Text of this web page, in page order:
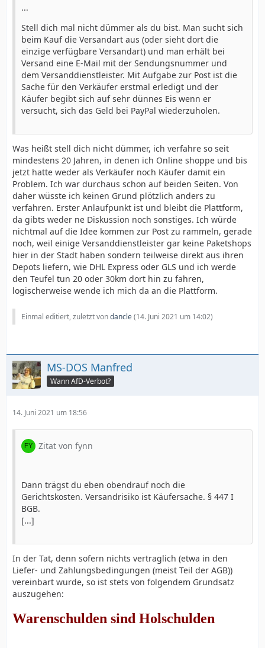
...
Stell dich mal nicht dümmer als du bist. Man sucht sich
beim Kauf die Versandart aus (oder sieht dort die
einzige verfügbare Versandart) und man erhält bei
Versand eine E-Mail mit der Sendungsnummer und
dem Versanddienstleister. Mit Aufgabe zur Post ist die
Sache für den Verkäufer erstmal erledigt und der
Käufer begibt sich auf sehr dünnes Eis wenn er
versucht, sich das Geld bei PayPal wiederzuholen.
Was heißt stell dich nicht dümmer, ich verfahre so seit
mindestens 20 Jahren, in denen ich Online shoppe und bis
jetzt hatte weder als Verkäufer noch Käufer damit ein
Problem. Ich war durchaus schon auf beiden Seiten. Von
daher wüsste ich keinen Grund plötzlich anders zu
verfahren. Erster Anlaufpunkt ist und bleibt die Plattform,
da gibts weder ne Diskussion noch sonstiges. Ich würde
nichtmal auf die Idee kommen zur Post zu rammeln, gerade
noch, weil einige Versanddienstleister gar keine Paketshops
hier in der Stadt haben sondern teilweise direkt aus ihren
Depots liefern, wie DHL Express oder GLS und ich werde
den Teufel tun 20 oder 30km dort hin zu fahren,
logischerweise wende ich mich da an die Plattform.
Einmal editiert, zuletzt vondancle(14. Juni 2021 um 14:02)
MS-DOS Manfred
Wann AfD-Verbot?
14. Juni 2021 um 18:56
Zitat von fynn
Dann trägst du eben obendrauf noch die
Gerichtskosten. Versandrisiko ist Käufersache. § 447 I
BGB.
[...]
In der Tat, denn sofern nichts vertraglich (etwa in den
Liefer- und Zahlungsbedingungen (meist Teil der AGB))
vereinbart wurde, so ist stets von folgendem Grundsatz
auszugehen:
Warenschulden sind Holschulden